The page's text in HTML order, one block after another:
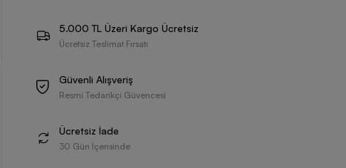
5.000 TL Üzeri Kargo Ücretsiz
Ücretsiz Teslimat Fırsatı
Güvenli Alışveriş
Resmi Tedarikçi Güvencesi
Ücretsiz İade
30 Gün İçerisinde